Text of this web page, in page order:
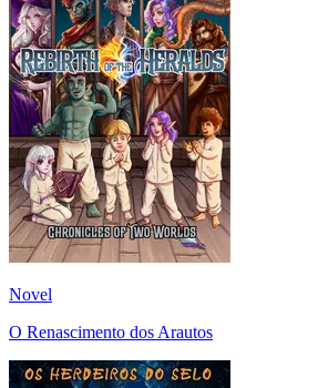
Novel
O Renascimento dos Arautos